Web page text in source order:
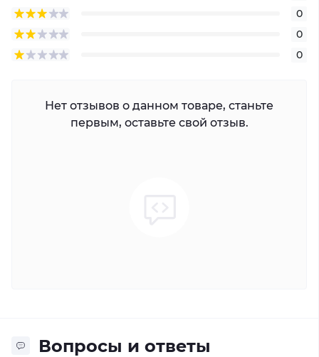
0
0
0
Нет отзывов о данном товаре, станьте
первым, оставьте свой отзыв.
Вопросы и ответы